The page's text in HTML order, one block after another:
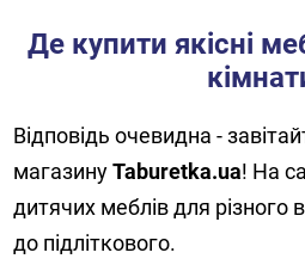
Де купити якісні
Відповідь очевидна -
магазинуTaburetka.ua! На
дитячих меблів для різного
до підліткового.